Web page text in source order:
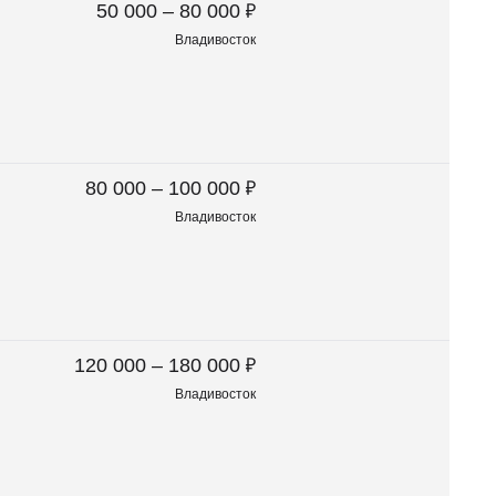
50 000 – 80 000 ₽
Владивосток
80 000 – 100 000 ₽
Владивосток
120 000 – 180 000 ₽
Владивосток